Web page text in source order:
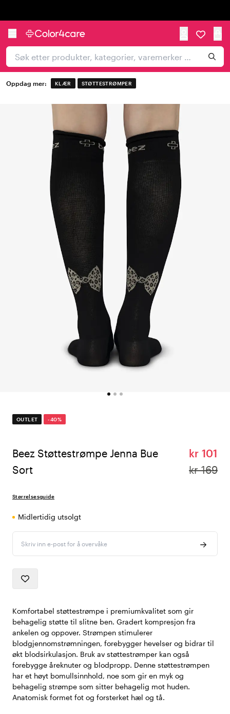
Oppdag mer: KLÆR STØTTESTRØMPER
OUTLET -40%
Beez Støttestrømpe Jenna Bue
Sort
kr 101
kr 169
Størrelsesguide
Midlertidig utsolgt
Komfortabel støttestrømpe i premiumkvalitet som gir
behagelig støtte til slitne ben. Gradert kompresjon fra
ankelen og oppover. Strømpen stimulerer
blodgjennomstrømningen, forebygger hevelser og bidrar til
økt blodsirkulasjon. Bruk av støttestrømper kan også
forebygge åreknuter og blodpropp. Denne støttestrømpen
har et høyt bomullsinnhold, noe som gir en myk og
behagelig strømpe som sitter behagelig mot huden.
Anatomisk formet fot og forsterket hæl og tå.